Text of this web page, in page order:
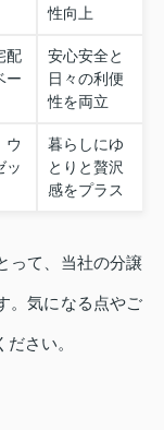
性向上
配
ー
安心安全と
日々の利便
性を両立
ウ
ッ
暮らしにゆ
とりと贅沢
感をプラス
って、当社の分譲
。気になる点やご
さい。